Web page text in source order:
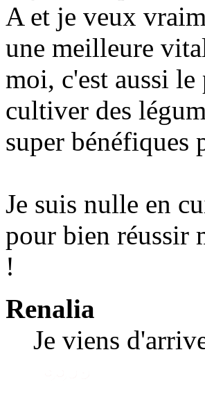
A et je veux
une meilleure
moi, c'est aussi le
cultiver des
super bénéfiques
Je suis nulle en
pour bien réussir
!
Renalia
Je viens